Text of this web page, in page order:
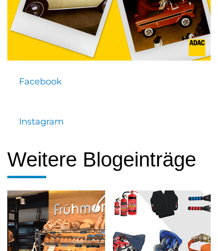
Facebook
Instagram
Weitere Blogeinträge